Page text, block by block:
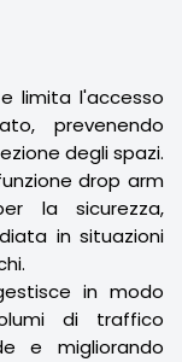
limita l'accesso
prevenendo
degli spazi.
drop arm
la sicurezza,
in situazioni
in modo
di traffico
e migliorando